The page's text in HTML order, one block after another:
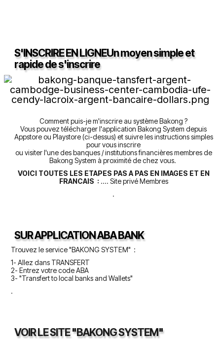
S'INSCRIRE EN LIGNEUn moyen simple et
rapide de s'inscrire
Comment puis-je m'inscrire au système Bakong ?
Vous pouvez télécharger l'application Bakong System depuis
Appstore ou Playstore (ci-dessus) et suivre les instructions simples
pour vous inscrire
ou visiter l'une des banques / institutions financières membres de
Bakong System à proximité de chez vous.
VOICI TOUTES LES ETAPES PAS A PAS EN IMAGES ET EN
FRANCAIS : .... Site privé Membres
.
SUR APPLICATION ABA BANK
Trouvez le service "BAKONG SYSTEM" :
1- Allez dans TRANSFERT
2- Entrez votre code ABA
3- "Transfert to local banks and Wallets"
.
VOIR LE SITE "BAKONG SYSTEM"